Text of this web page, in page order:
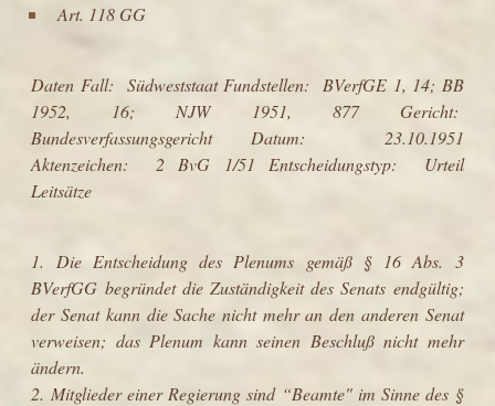
Art. 118 GG
Daten Fall: Südweststaat Fundstellen: BVerfGE 1, 14; BB
1952, 16; NJW 1951, 877 Gericht:
Bundesverfassungsgericht Datum: 23.10.1951
Aktenzeichen: 2 BvG 1/51 Entscheidungstyp: Urteil
Leitsätze
1. Die Entscheidung des Plenums gemäß § 16 Abs. 3
BVerfGG begründet die Zuständigkeit des Senats endgültig;
der Senat kann die Sache nicht mehr an den anderen Senat
verweisen; das Plenum kann seinen Beschluß nicht mehr
ändern.
2. Mitglieder einer Regierung sind “Beamte" im Sinne des §